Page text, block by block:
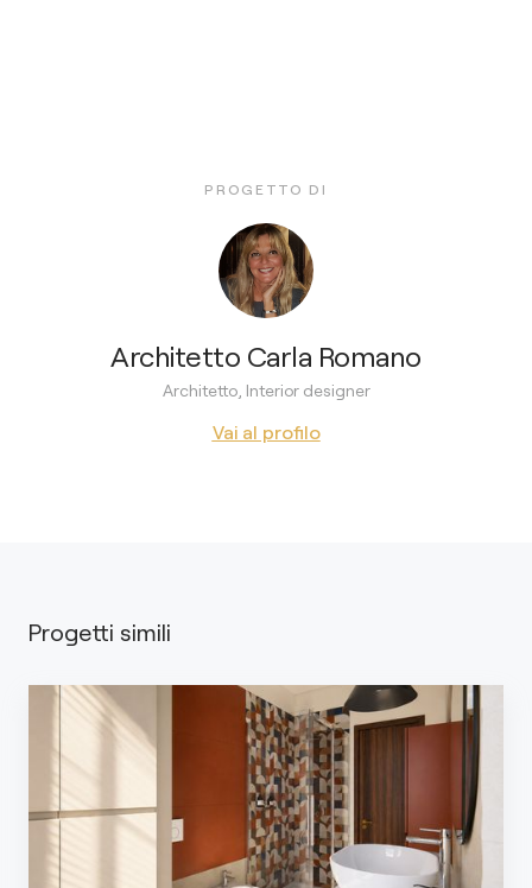
PROGETTO DI
Architetto Carla Romano
Architetto, Interior designer
Vai al profilo
Progetti simili